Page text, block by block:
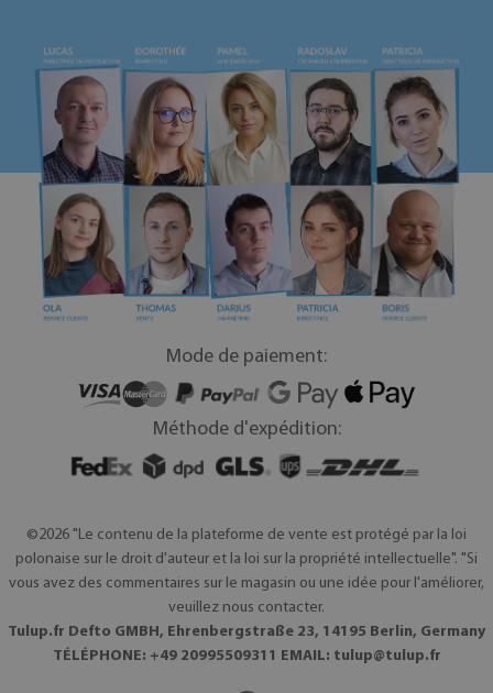
Mode de paiement:
Méthode d'expédition:
©2026 "Le contenu de la plateforme de vente est protégé par la loi
polonaise sur le droit d'auteur et la loi sur la propriété intellectuelle". "Si
vous avez des commentaires sur le magasin ou une idée pour l'améliorer,
veuillez nous contacter.
Tulup.fr Defto GMBH, Ehrenbergstraße 23, 14195 Berlin, Germany
TÉLÉPHONE: +49 20995509311 EMAIL: tulup@tulup.fr